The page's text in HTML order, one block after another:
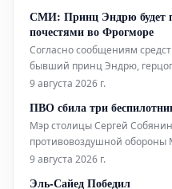
функционирует в обычном
ограничений на движение
СМИ: Принц Эндрю будет
почестями во Фрогморе
Согласно сообщениям
бывший принц Эндрю,
будет удостоен королевских
усыпальница во Фрогморе,
Виндзора. Это историческое
9 августа 2026 г.
ПВО сбила три
Мэр столицы Сергей
противовоздушной обороны
Российской Федерации
9 августа 2026 г.
Эль-Сайед Победил